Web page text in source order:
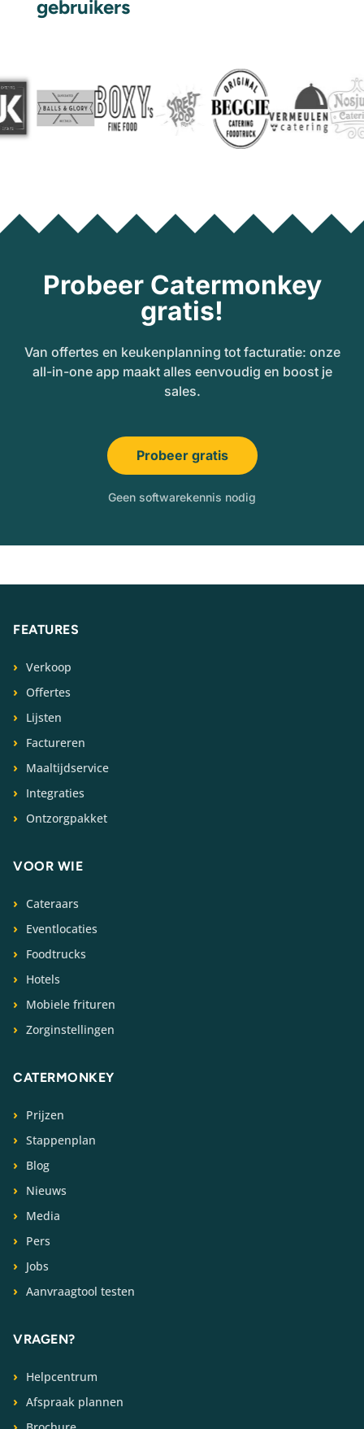
gebruikers
Probeer Catermonkey
gratis!
Van offertes en keukenplanning tot facturatie: onze
all-in-one app maakt alles eenvoudig en boost je
sales.
Probeer gratis
Geen softwarekennis nodig
FEATURES
Verkoop
Offertes
Lijsten
Factureren
Maaltijdservice
Integraties
Ontzorgpakket
VOOR WIE
Cateraars
Eventlocaties
Foodtrucks
Hotels
Mobiele frituren
Zorginstellingen
CATERMONKEY
Prijzen
Stappenplan
Blog
Nieuws
Media
Pers
Jobs
Aanvraagtool testen
VRAGEN?
Helpcentrum
Afspraak plannen